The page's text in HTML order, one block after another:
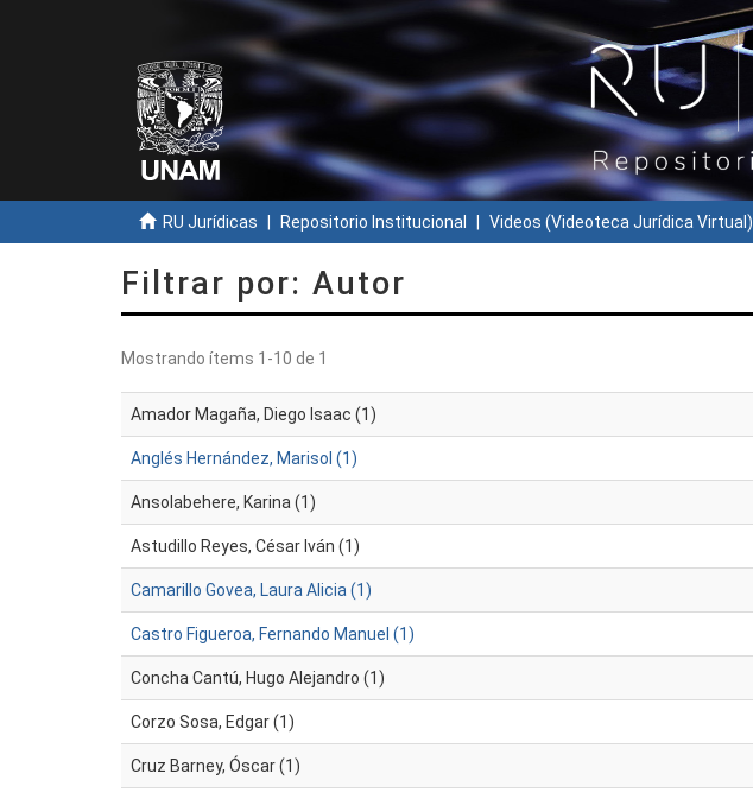
RU Jurídicas Repositorio Institucional Videos (Videoteca Jurídica Virtual)
Filtrar por: Autor
Mostrando ítems 1-10 de 1
Amador Magaña, Diego Isaac (1)
Anglés Hernández, Marisol (1)
Ansolabehere, Karina (1)
Astudillo Reyes, César Iván (1)
Camarillo Govea, Laura Alicia (1)
Castro Figueroa, Fernando Manuel (1)
Concha Cantú, Hugo Alejandro (1)
Corzo Sosa, Edgar (1)
Cruz Barney, Óscar (1)